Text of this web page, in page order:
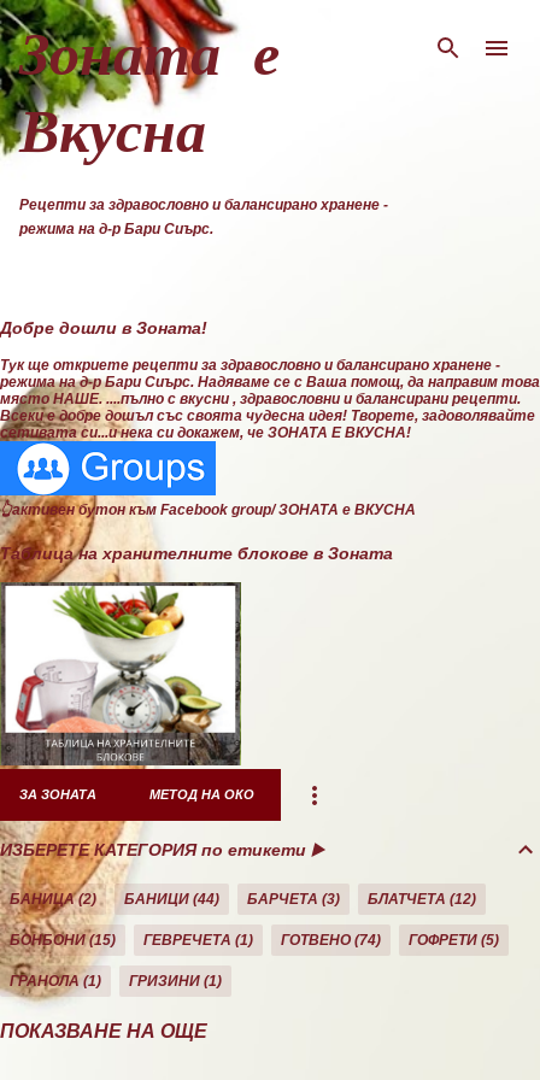
Пропускане към основното съдържание
Зоната е
Вкусна
Рецепти за здравословно и балансирано хранене -
режима на д-р Бари Сиърс.
Добре дошли в Зоната!
Тук ще откриете рецепти за здравословно и балансирано хранене -
режима на д-р Бари Сиърс. Надяваме се с Ваша помощ, да направим това
място НАШЕ. ....пълно с вкусни , здравословни и балансирани рецепти.
Всеки е добре дошъл със своята чудесна идея! Творете, задоволявайте
сетивата си...и нека си докажем, че ЗОНАТА Е ВКУСНА!
👆активен бутон към Facebook group/ ЗОНАТА е ВКУСНА
Таблица на хранителните блокове в Зоната
ЗА ЗОНАТА МЕТОД НА ОКО
ИЗБЕРЕТЕ КАТЕГОРИЯ по етикети ▶️
БАНИЦА 2 БАНИЦИ 44 БАРЧЕТА 3 БЛАТЧЕТА 12
БОНБОНИ 15 ГЕВРЕЧЕТА 1 ГОТВЕНО 74 ГОФРЕТИ 5
ГРАНОЛА 1 ГРИЗИНИ 1
ДЕСЕРТИ 10 ДОМАШНО
ПОКАЗВАНЕ НА ОЩЕ